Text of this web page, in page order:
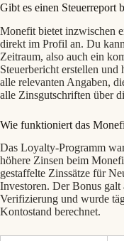
Gibt es einen Steuerreport
Monefit bietet inzwischen
direkt im Profil an. Du
Zeitraum, also auch ein
Steuerbericht erstellen
alle relevanten Angaben,
alle Zinsgutschriften über
Wie funktioniert das
Das Loyalty-Programm
höhere Zinsen beim
gestaffelte Zinssätze für
Investoren. Der Bonus galt
Verifizierung und wurde
Kontostand berechnet.